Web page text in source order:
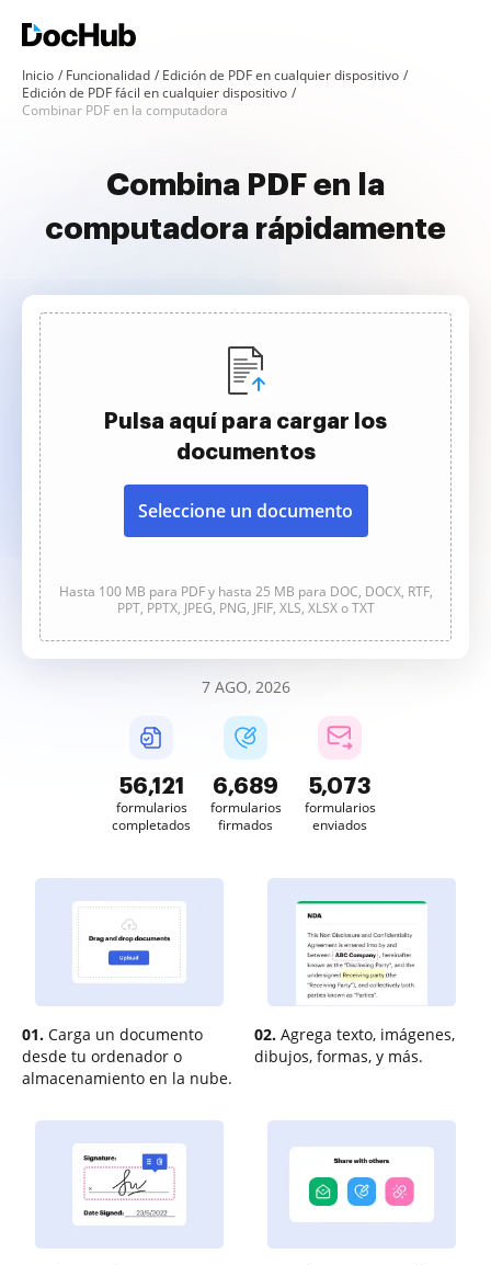
Inicio Funcionalidad
Edición de PDF en cualquier dispositivo
Edición de PDF fácil en cualquier dispositivo
Combinar PDF en la computadora
Combina PDF en la
computadora rápidamente
Pulsa aquí para cargar los
documentos
Seleccione un documento
Hasta 100 MB para PDF y hasta 25 MB para DOC, DOCX, RTF,
PPT, PPTX, JPEG, PNG, JFIF, XLS, XLSX o TXT
7 AGO, 2026
56,121
formularios
completados
6,689
formularios
firmados
5,073
formularios
enviados
01. Carga un documento
desde tu ordenador o
almacenamiento en la nube.
02. Agrega texto, imágenes,
dibujos, formas, y más.